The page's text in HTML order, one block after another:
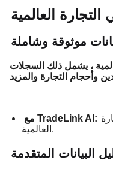
العالمية
موثوقة وشاملة
، يشمل ذلك السجلات
مع TradeLink AI:
العالمية.
البيانات المتقدمة